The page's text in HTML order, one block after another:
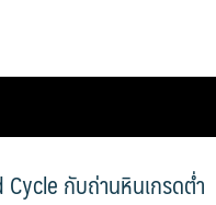
กับถ่านหินเกรดต่ำ